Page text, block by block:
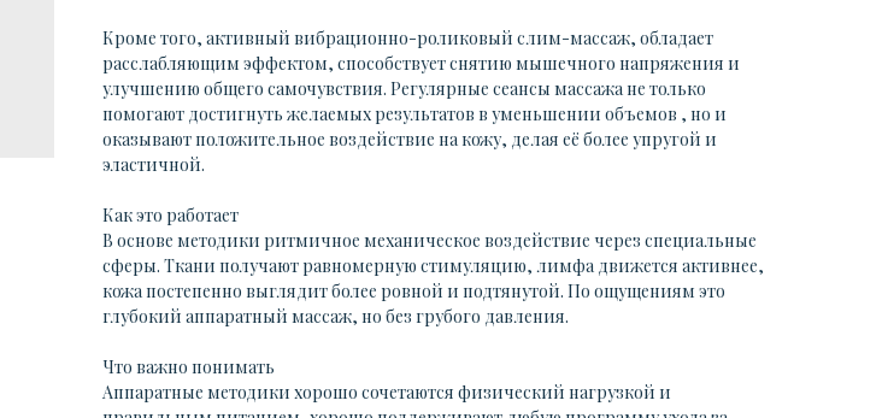
Кроме того, активный вибрационно-роликовый слим-массаж, обладает
расслабляющим эффектом, способствует снятию мышечного напряжения и
улучшению общего самочувствия. Регулярные сеансы массажа не только
помогают достигнуть желаемых результатов в уменьшении объемов , но и
оказывают положительное воздействие на кожу, делая её более упругой и
эластичной.
Как это работает
В основе методики ритмичное механическое воздействие через специальные
сферы. Ткани получают равномерную стимуляцию, лимфа движется активнее,
кожа постепенно выглядит более ровной и подтянутой. По ощущениям это
глубокий аппаратный массаж, но без грубого давления.
Что важно понимать
Аппаратные методики хорошо сочетаются физический нагрузкой и